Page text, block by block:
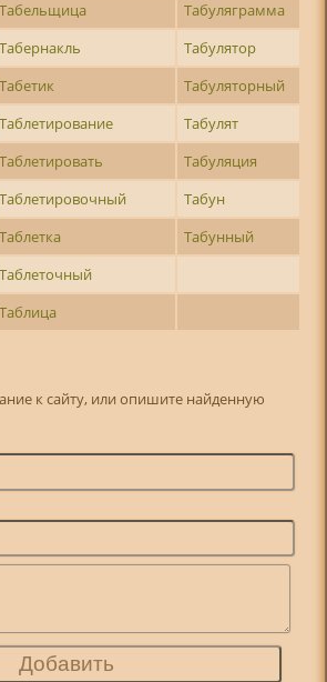
Табельщица
Табуляграмма
Табернакль
Табулятор
Табетик
Табуляторный
Таблетирование
Табулят
Таблетировать
Табуляция
Таблетировочный
Табун
Таблетка
Табунный
Таблеточный
Таблица
к сайту, или опишите найденную